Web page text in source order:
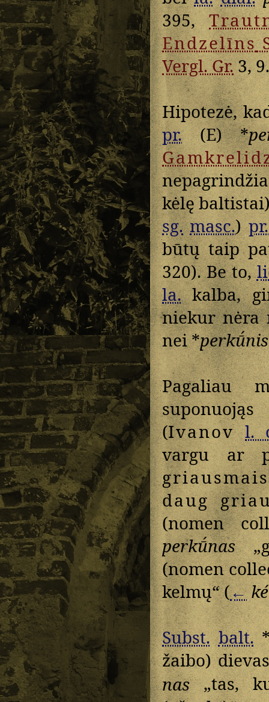
395,
Endzelīns
Vergl. Gr.3, 9.
Hipotezė,
pr.(E) *
kėlę
sg. masc.)pr.
būtų taip
320). Be to,
la.kalba,
niekur nėra
nei *perkū́nis
Pagaliau
(Ivanov l.
vargu ar
griausmais
daug
(nomen
perkū́nas„
(nomen
kelmų“ (←
Subst. balt.
žaibo)
nas„tas,